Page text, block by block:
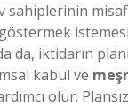
sahiplerinin
da, iktidarın
kabul ve
olur.